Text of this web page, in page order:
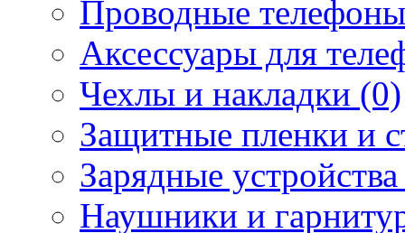
Проводные
Аксессуары для
Чехлы и накладки (0)
Защитные пленки и
Зарядные
Наушники и